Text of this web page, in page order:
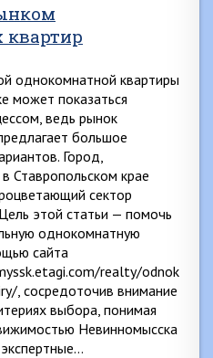
однокомнатной квартиры
может показаться
ведь рынок
большое
Город,
Ставропольском крае
сектор
этой статьи — помочь
однокомнатную
сайта
realty/odnok
, сосредоточив внимание
выбора, понимая
Невинномысска